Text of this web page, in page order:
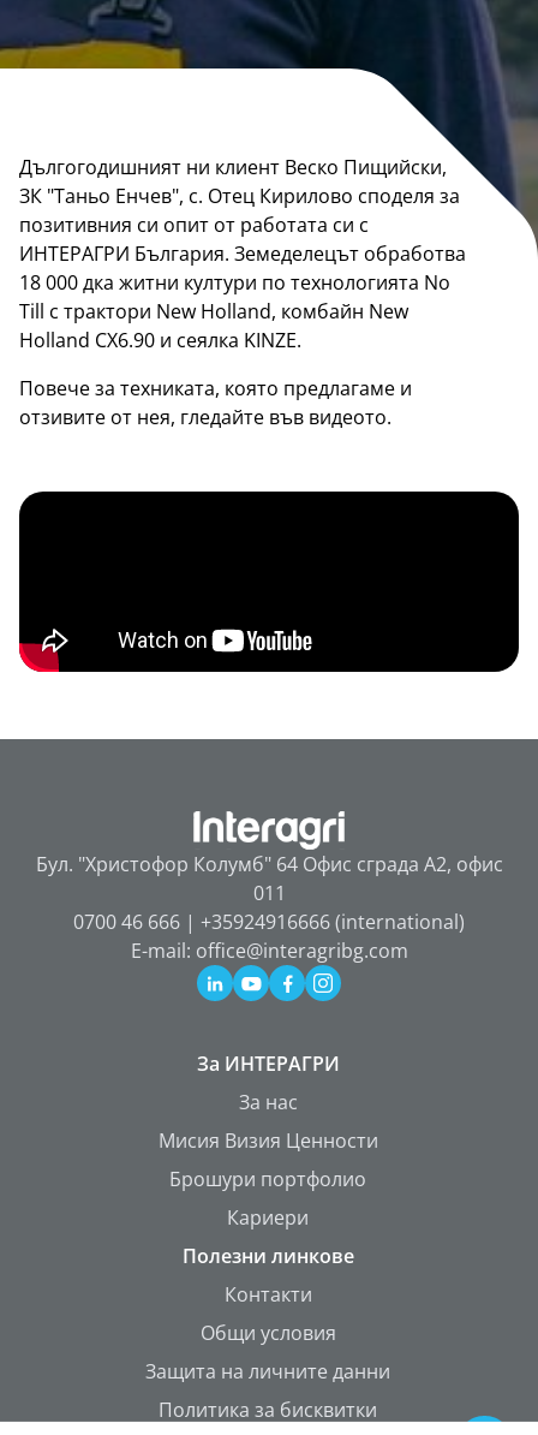
Дългогодишният ни клиент Веско Пищийски,
ЗК "Таньо Енчев", с. Отец Кирилово споделя за
позитивния си опит от работата си с
ИНТЕРАГРИ България. Земеделецът обработва
18 000 дка житни култури по технологията No
Till с трактори New Holland, комбайн New
Holland CX6.90 и сеялка KINZE.
Повече за техниката, която предлагаме и
отзивите от нея, гледайте във видеото.
Бул. "Христофор Колумб" 64 Офис сграда А2, офис
011
0700 46 666 | +35924916666 (international)
E-mail: office@interagribg.com
За ИНТЕРАГРИ
За нас
Мисия Визия Ценности
Брошури портфолио
Кариери
Полезни линкове
Контакти
Общи условия
Защита на личните данни
Политика за бисквитки